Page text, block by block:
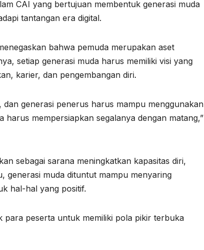
CAI yang bertujuan membentuk generasi muda
tantangan era digital.
bahwa pemuda merupakan aset
setiap generasi muda harus memiliki visi yang
karier, dan pengembangan diri.
generasi penerus harus mampu menggunakan
harus mempersiapkan segalanya dengan matang,”
sebagai sarana meningkatkan kapasitas diri,
generasi muda dituntut mampu menyaring
hal-hal yang positif.
para peserta untuk memiliki pola pikir terbuka